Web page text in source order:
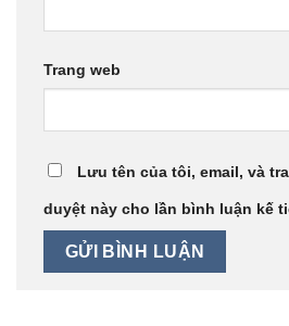
Trang web
Lưu tên của tôi, email, và
duyệt này cho lần bình luận kế